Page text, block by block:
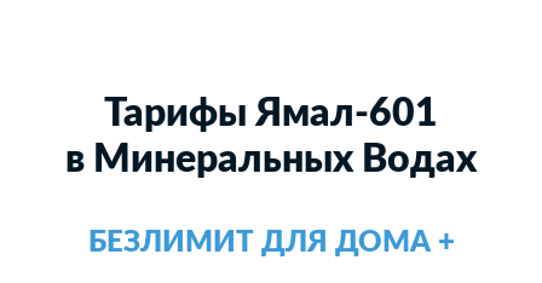
Тарифы Ямал-601
в Минеральных Водах
БЕЗЛИМИТ ДЛЯ ДОМА +